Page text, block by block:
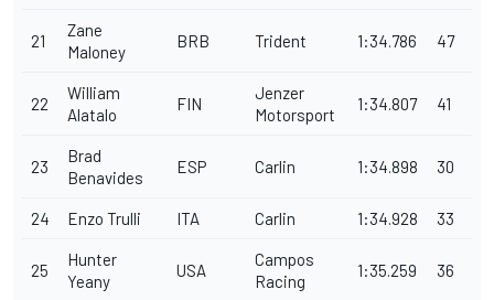
21
Zane
Maloney
BRB Trident 1:34.786 47
22
William
Alatalo
FIN
Jenzer
Motorsport
1:34.807 41
23
Brad
Benavides
ESP Carlin 1:34.898 30
24 Enzo Trulli ITA Carlin 1:34.928 33
25
Hunter
Yeany
USA
Campos
Racing
1:35.259 36